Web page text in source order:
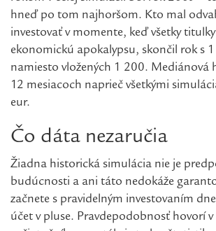
hneď po tom najhoršom. Kto mal
investovať v momente, keď všetky
ekonomickú apokalypsu, skončil rok s
namiesto vložených 1 200. Mediánová
12 mesiacoch naprieč všetkými
eur.
Čo dáta nezaručia
Žiadna historická simulácia nie je
budúcnosti a ani táto nedokáže
začnete s pravidelným investovaním
účet v pluse. Pravdepodobnosť hovorí v